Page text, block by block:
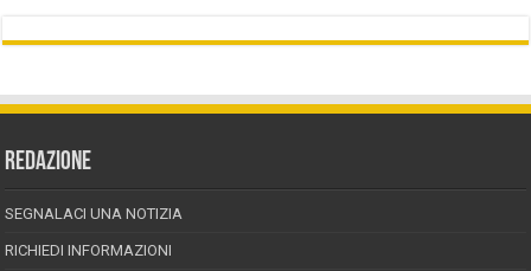
REDAZIONE
SEGNALACI UNA NOTIZIA
RICHIEDI INFORMAZIONI